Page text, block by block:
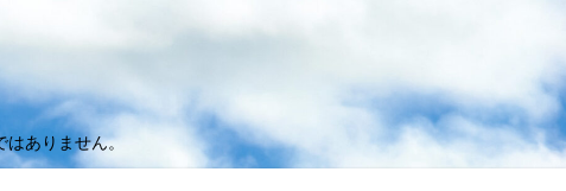
ありません。